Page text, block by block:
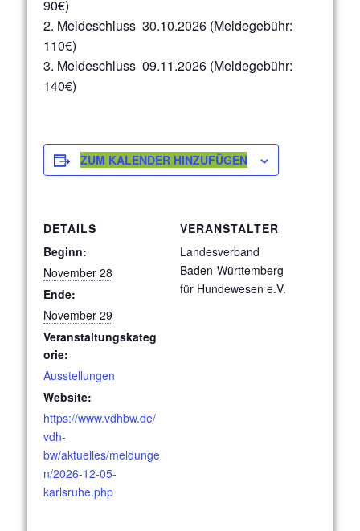
90€)
2. Meldeschluss 30.10.2026 (Meldegebühr:
110€)
3. Meldeschluss 09.11.2026 (Meldegebühr:
140€)
ZUM KALENDER HINZUFÜGEN
DETAILS
Beginn:
November 28
Ende:
November 29
Veranstaltungskateg
orie:
Ausstellungen
Website:
https://www.vdhbw.de/
vdh-
bw/aktuelles/meldunge
n/2026-12-05-
karlsruhe.php
VERANSTALTER
Landesverband
Baden-Württemberg
für Hundewesen e.V.